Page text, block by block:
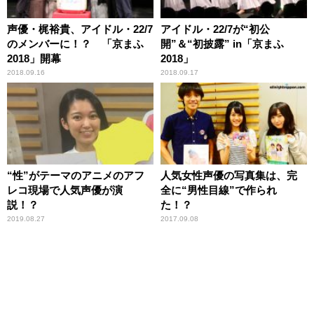
声優・梶裕貴、アイドル・22/7
のメンバーに！？ 「京まふ
2018」開幕
2018.09.16
アイドル・22/7が“初公
開”＆“初披露” in「京まふ
2018」
2018.09.17
“性”がテーマのアニメのアフ
レコ現場で人気声優が演
説！？
2019.08.27
人気女性声優の写真集は、完
全に“男性目線”で作られ
た！？
2017.09.08